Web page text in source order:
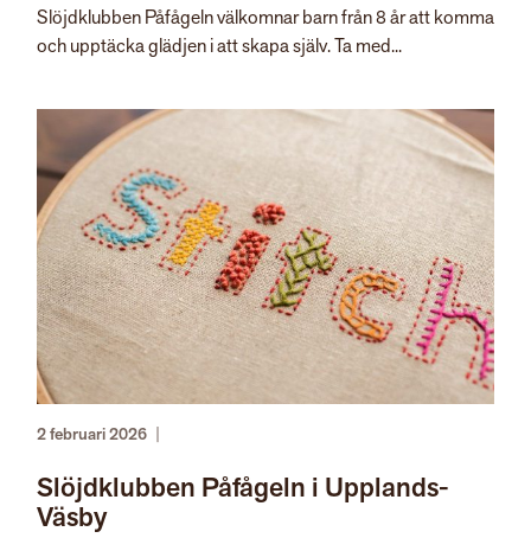
Slöjdklubben Påfågeln välkomnar barn från 8 år att komma
och upptäcka glädjen i att skapa själv. Ta med...
2 februari 2026
Slöjdklubben Påfågeln i Upplands-
Väsby